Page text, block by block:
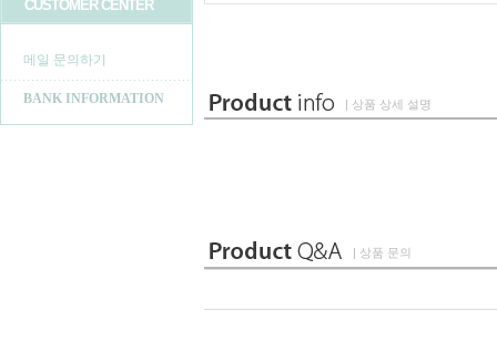
CUSTOMER CENTER
메일 문의하기
BANK INFORMATION | 상품 상세 설명
| 상품 문의